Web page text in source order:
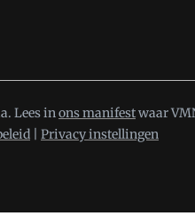
Lees inons manifestwaar
Privacy instellingen